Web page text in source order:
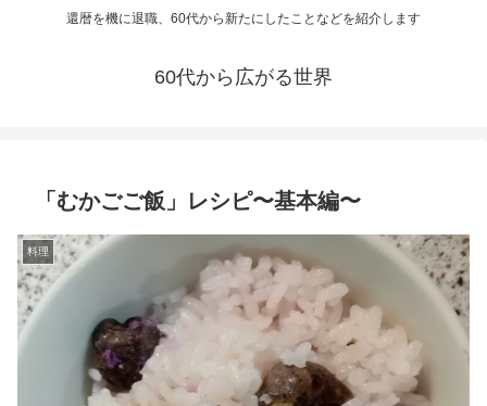
還暦を機に退職、60代から新たにしたことなどを紹介します
60代から広がる世界
「むかごご飯」レシピ〜基本編〜
料理